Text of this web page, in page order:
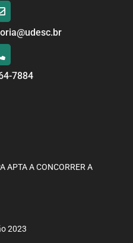
7884
APTA A CONCORRER A
2023